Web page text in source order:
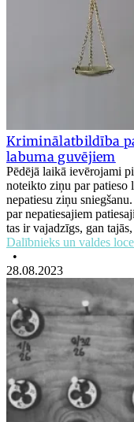
Kriminālatbildība
labuma guvējiem
Pēdējā laikā ievērojami
noteikto ziņu par patieso
nepatiesu ziņu
par nepatiesajiem
tas ir vajadzīgs, gan
Dalībnieks un valdes
•
28.08.2023